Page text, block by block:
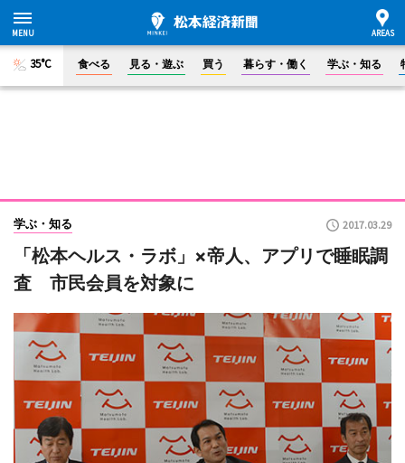
35°C 食べる 見る・遊ぶ 買う 暮らす・働く 学ぶ・知る
学ぶ・知る 2017.03.29
「松本ヘルス・ラボ」×帝人、アプリで睡眠調
査 市民会員を対象に